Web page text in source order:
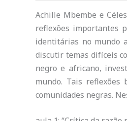
Achille Mbembe e
reflexões importantes
identitárias no mundo
discutir temas difíceis
negro e africano,
mundo. Tais reflexões
comunidades negras.